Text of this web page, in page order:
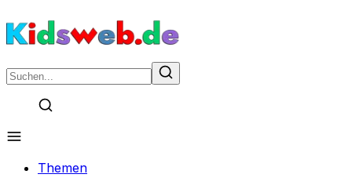
Themen